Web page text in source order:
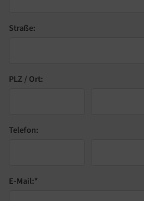
Straße:
PLZ / Ort:
Telefon:
E-Mail:*